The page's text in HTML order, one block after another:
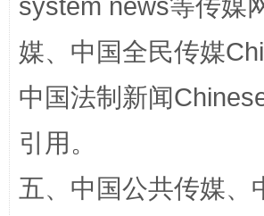
system news等传媒
媒、中国全民传媒
中国法制新闻
引用。
五、中国公共传媒、